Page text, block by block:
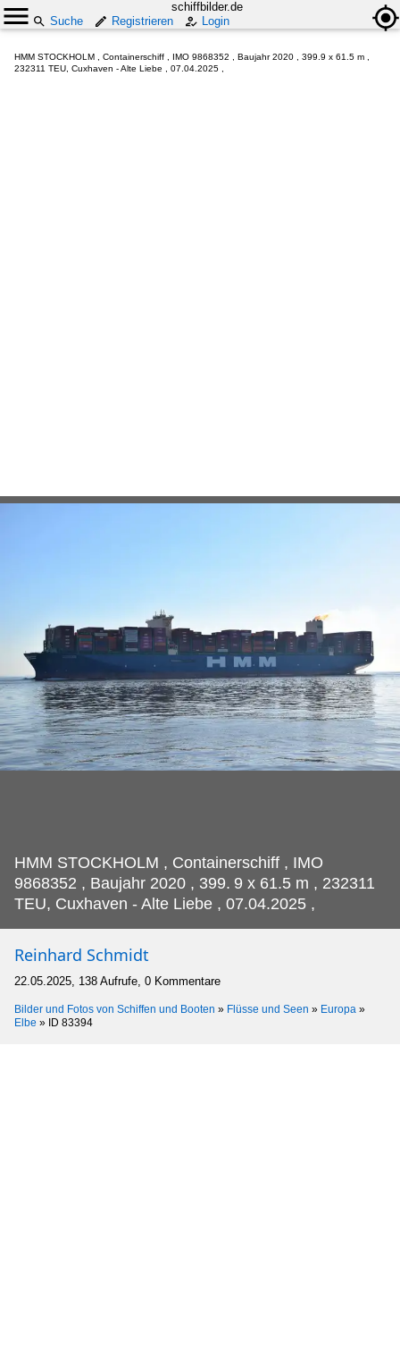
schiffbilder.de
Suche
Registrieren Login
HMM STOCKHOLM , Containerschiff , IMO 9868352 , Baujahr 2020 , 399.9 x 61.5 m ,
232311 TEU, Cuxhaven - Alte Liebe , 07.04.2025 ,
HMM STOCKHOLM , Containerschiff , IMO
9868352 , Baujahr 2020 , 399. 9 x 61.5 m , 232311
TEU, Cuxhaven - Alte Liebe , 07.04.2025 ,
Reinhard Schmidt
22.05.2025, 138 Aufrufe, 0 Kommentare
Bilder und Fotos von Schiffen und Booten » Flüsse und Seen » Europa »
Elbe » ID 83394